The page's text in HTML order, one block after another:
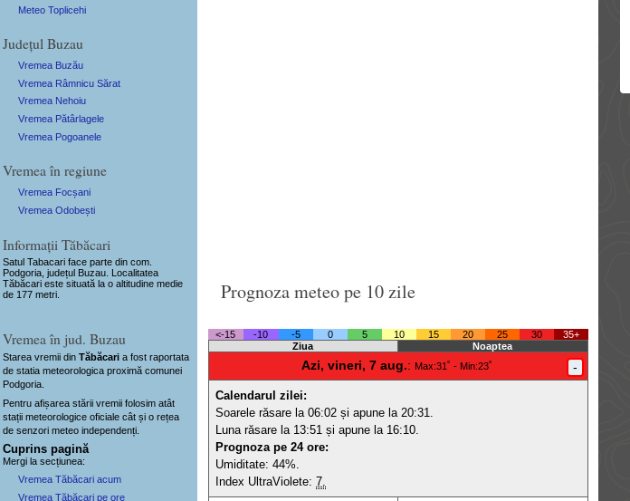
Prognoza meteo pe 10 zile
<-15 -10 -5 0 5 10 15 20 25 30
35+
Ziua
Noaptea
Azi, vineri, 7 aug.: Max:31˚ - Min:23˚ -
Calendarul zilei:
Soarele răsare la 06:02 și apune la 20:31.
Luna răsare la 13:51 și apune la 16:10.
Prognoza pe 24 ore:
Umiditate: 44%.
Index UltraViolete:7.
Meteo Toplicehi
Județul Buzau
Vremea Buzău
Vremea Râmnicu Sărat
Vremea Nehoiu
Vremea Pătârlagele
Vremea Pogoanele
Vremea în regiune
Vremea Focșani
Vremea Odobești
Informații Tăbăcari
Satul Tabacari face parte din com.
Podgoria, județul Buzau. Localitatea
Tăbăcari este situată la o altitudine medie
de 177 metri.
Vremea în jud. Buzau
Starea vremii dinTăbăcari a fost raportata
de statia meteorologica proximă comunei
Podgoria.
Pentru afișarea stării vremii folosim atât
stații meteorologice oficiale cât și o rețea
de senzori meteoindependenți
Cuprins pagină
Mergi la secțiunea:
Vremea Tăbăcari acum
Vremea Tăbăcari pe ore